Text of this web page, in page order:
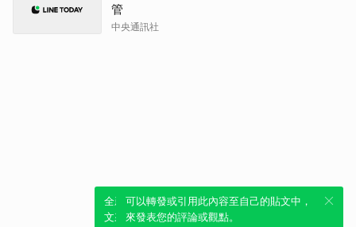
管
中央通訊社
全新體驗！一鍵引用此內容，透過發布貼
文來輕鬆表達個人立場。
可以轉發或引用此內容至自己的貼文中，
來發表您的評論或觀點。